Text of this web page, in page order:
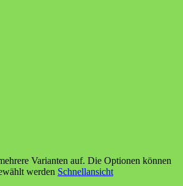
Varianten auf. Die Optionen können
werden Schnellansicht